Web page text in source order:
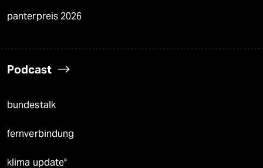
panterpreis 2026
Podcast
bundestalk
fernverbindung
klima update°